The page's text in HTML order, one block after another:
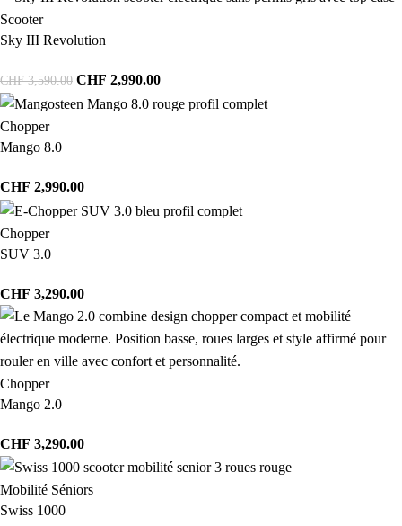
Scooter
Sky III Revolution
CHF3,590.00 CHF 2,990.00
Chopper
Mango 8.0
CHF 2,990.00
Chopper
SUV 3.0
CHF 3,290.00
Chopper
Mango 2.0
CHF 3,290.00
Mobilité Séniors
Swiss 1000